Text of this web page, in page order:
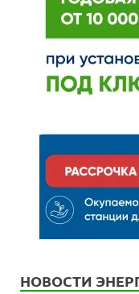
НОВОСТИ